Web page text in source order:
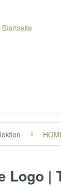
Logo |